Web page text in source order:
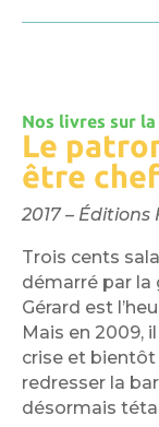
Nos livres sur
Le
être chef
2017 –
Trois cents
démarré par la
Gérard est
Mais en 2009,
crise et
redresser la
désormais